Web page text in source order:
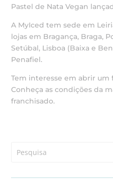
Pastel de Nata Vegan
A MyIced tem sede em
lojas em Bragança, Braga,
Setúbal, Lisboa (Baixa e
Penafiel.
Tem interesse em abrir um
Conheça as condições da
franchisado.